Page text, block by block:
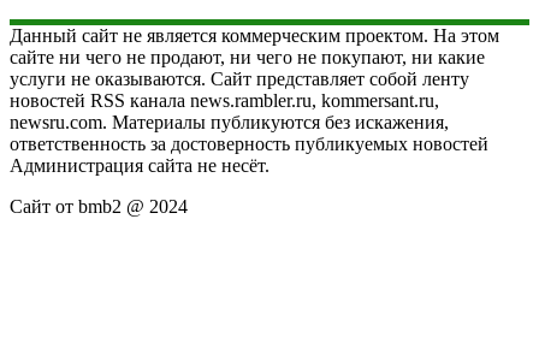
Данный сайт не является коммерческим проектом. На этом
сайте ни чего не продают, ни чего не покупают, ни какие
услуги не оказываются. Сайт представляет собой ленту
новостей RSS канала news.rambler.ru, kommersant.ru,
newsru.com. Материалы публикуются без искажения,
ответственность за достоверность публикуемых новостей
Администрация сайта не несёт.
Сайт от bmb2 @ 2024